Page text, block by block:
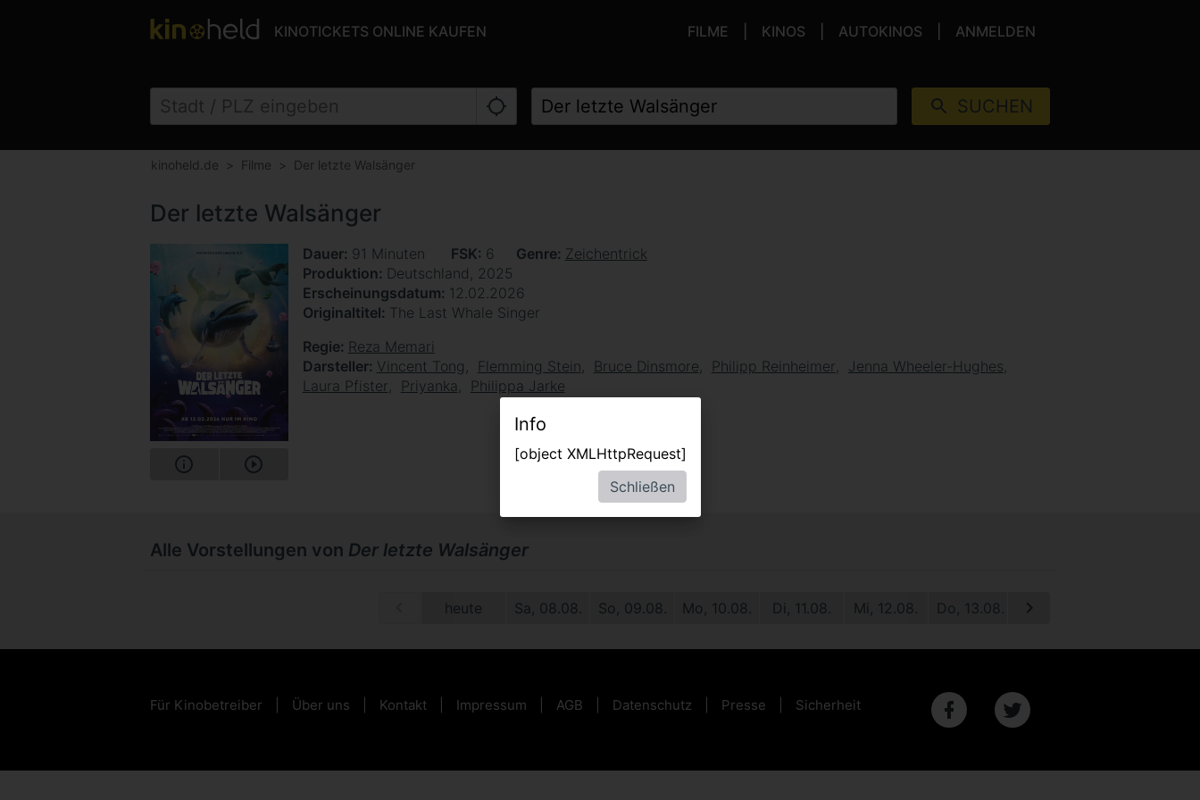
KINOTICKETS ONLINE KAUFEN FILME KINOS AUTOKINOS ANMELDEN
SUCHEN
kinoheld.de Filme Der letzte Walsänger
Der letzte Walsänger
Dauer 91 Minuten FSK 6 Genre Zeichentrick
Produktion Deutschland, 2025
Erscheinungsdatum 12.02.2026
Originaltitel The Last Whale Singer
Regie Reza Memari
Darsteller Vincent Tong Flemming Stein Bruce Dinsmore Philipp Reinheimer
Jenna Wheeler-Hughes
Laura Pfister
Priyanka Philippa Jarke
Alle Vorstellungen von Der letzte Walsänger
heute Sa, 08.08. So, 09.08. Mo, 10.08. Di, 11.08. Mi, 12.08. Do, 13.08. Fr, 14.08.
Für Kinobetreiber Über uns Kontakt Impressum AGB Datenschutz Presse Sicherheit
Info
[object XMLHttpRequest]
Schließen